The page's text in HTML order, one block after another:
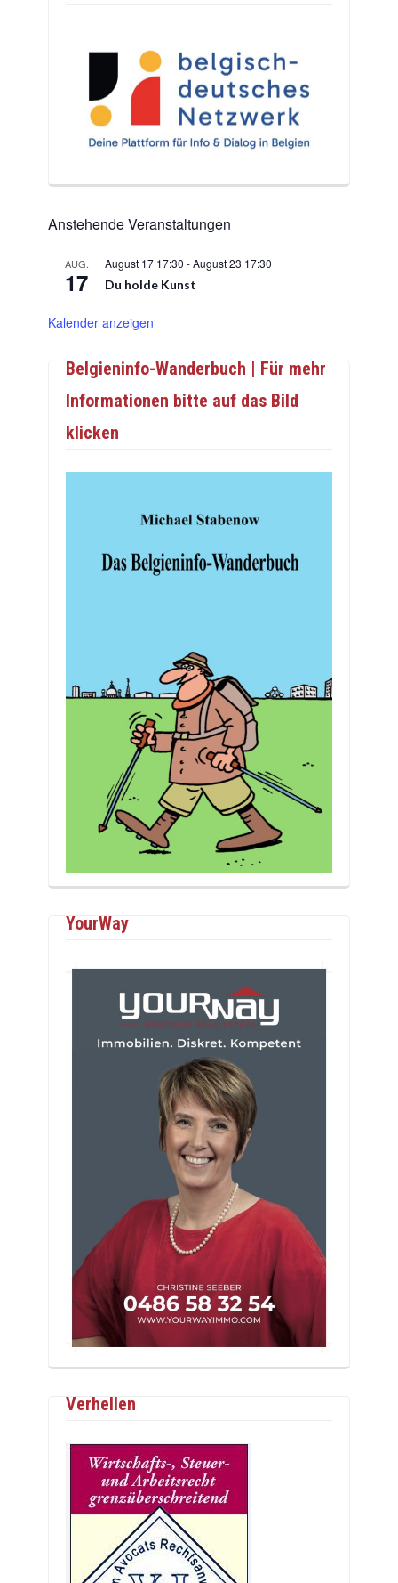
Anstehende Veranstaltungen
AUG.
17
August 17 17:30 -August 23 17:30
Du holde Kunst
Kalender anzeigen
Belgieninfo-Wanderbuch | Für mehr
Informationen bitte auf das Bild
klicken
YourWay
Verhellen